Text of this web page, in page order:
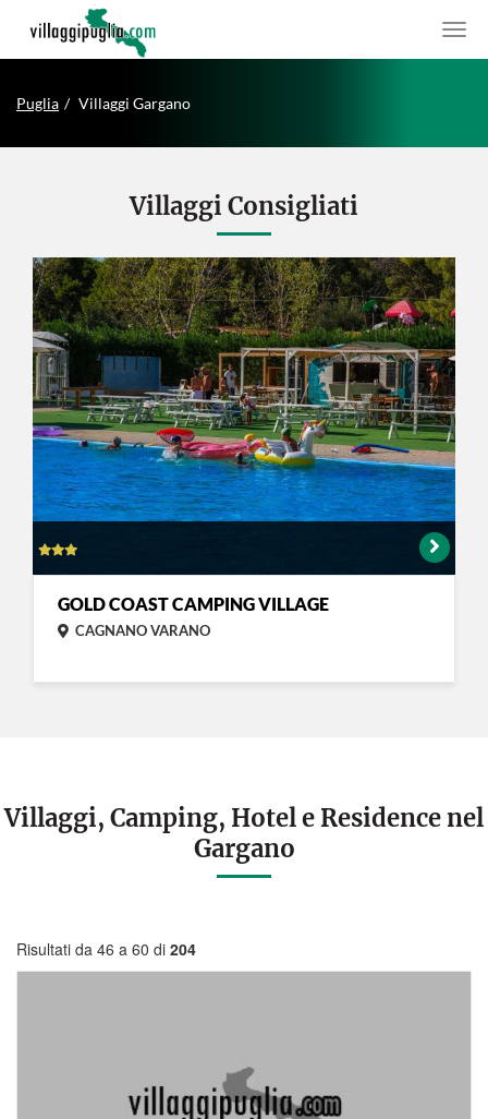
Puglia Villaggi Gargano
Villaggi Consigliati
GOLD COAST CAMPING VILLAGE
CAGNANO VARANO
Villaggi, Camping, Hotel e Residence nel
Gargano
Risultati da 46 a 60 di 204